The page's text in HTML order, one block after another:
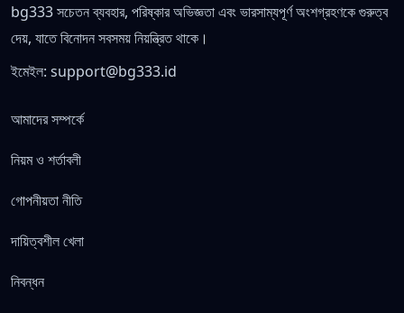
bg333 সচেতন ব্যবহার, পরিষ্কার অভিজ্ঞতা এবং ভারসাম্যপূর্ণ অংশগ্রহণকে গুরুত্ব
দেয়, যাতে বিনোদন সবসময় নিয়ন্ত্রিত থাকে।
ইমেইল: support@bg333.id
আমাদের সম্পর্কে
নিয়ম ও শর্তাবলী
গোপনীয়তা নীতি
দায়িত্বশীল খেলা
নিবন্ধন